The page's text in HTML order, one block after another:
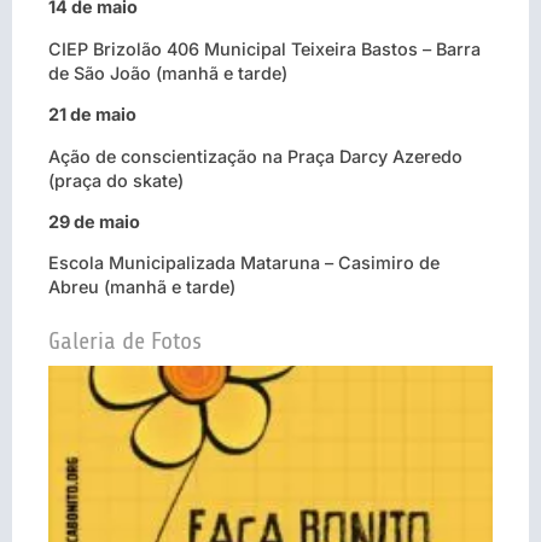
14 de maio
CIEP Brizolão 406 Municipal Teixeira Bastos – Barra
de São João (manhã e tarde)
21 de maio
Ação de conscientização na Praça Darcy Azeredo
(praça do skate)
29 de maio
Escola Municipalizada Mataruna – Casimiro de
Abreu (manhã e tarde)
Galeria de Fotos